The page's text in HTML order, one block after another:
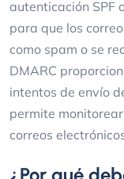
autenticación SPF
para que los
como spam o se
DMARC
intentos de envío
permite
correos